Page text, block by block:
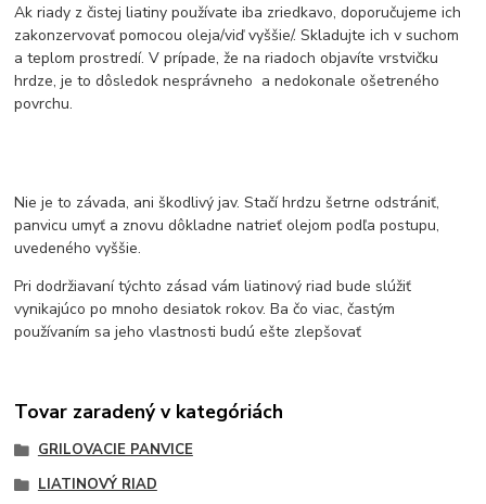
Ak riady z čistej liatiny používate iba zriedkavo, doporučujeme ich
zakonzervovať pomocou oleja/viď vyššie/. Skladujte ich v suchom
a teplom prostredí. V prípade, že na riadoch objavíte vrstvičku
hrdze, je to dôsledok nesprávneho a nedokonale ošetreného
povrchu.
Nie je to závada, ani škodlivý jav. Stačí hrdzu šetrne odstrániť,
panvicu umyť a znovu dôkladne natrieť olejom podľa postupu,
uvedeného vyššie.
Pri dodržiavaní týchto zásad vám liatinový riad bude slúžiť
vynikajúco po mnoho desiatok rokov. Ba čo viac, častým
používaním sa jeho vlastnosti budú ešte zlepšovať
Tovar zaradený v kategóriách
GRILOVACIE PANVICE
LIATINOVÝ RIAD